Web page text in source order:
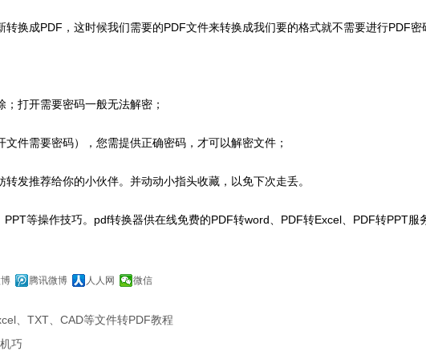
转换成PDF，这时候我们需要的PDF文件来转换成我们要的格式就不需要进行PDF密
打开需要密码一般无法解密；
件需要密码），您需提供正确密码，才可以解密文件；
发推荐给你的小伙伴。并动动小指头收藏，以免下次走丢。
等操作技巧。pdf转换器供在线免费的PDF转word、PDF转Excel、PDF转PPT服
腾讯微博 人人网 微信
、TXT、CAD等文件转PDF教程
巧